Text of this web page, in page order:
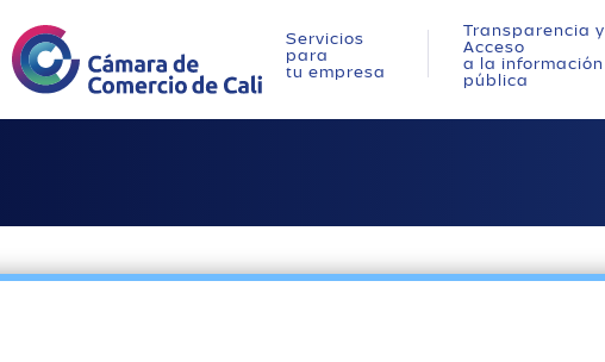
Servicios
para
tu empresa
Transparencia y
Acceso
a la información
pública